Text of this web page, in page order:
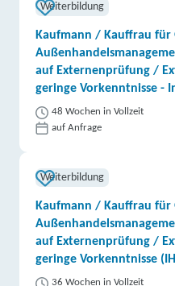
Weiterbildung
Kaufmann / Kauffrau für
auf Externenprüfung /
geringe Vorkenntnisse -
48 Wochen in Vollzeit
auf Anfrage
Weiterbildung
Kaufmann / Kauffrau für
auf Externenprüfung /
geringe Vorkenntnisse
36 Wochen in Vollzeit